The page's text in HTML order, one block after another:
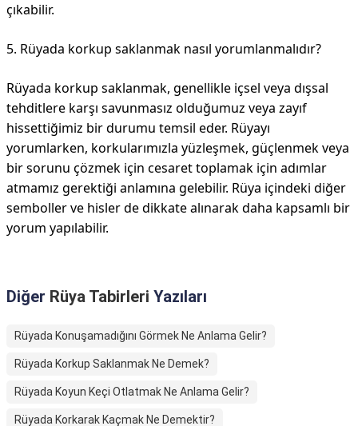
çıkabilir.
5. Rüyada korkup saklanmak nasıl yorumlanmalıdır?
Rüyada korkup saklanmak, genellikle içsel veya dışsal
tehditlere karşı savunmasız olduğumuz veya zayıf
hissettiğimiz bir durumu temsil eder. Rüyayı
yorumlarken, korkularımızla yüzleşmek, güçlenmek veya
bir sorunu çözmek için cesaret toplamak için adımlar
atmamız gerektiği anlamına gelebilir. Rüya içindeki diğer
semboller ve hisler de dikkate alınarak daha kapsamlı bir
yorum yapılabilir.
Diğer Rüya Tabirleri Yazıları
Rüyada Konuşamadığını Görmek Ne Anlama Gelir?
Rüyada Korkup Saklanmak Ne Demek?
Rüyada Koyun Keçi Otlatmak Ne Anlama Gelir?
Rüyada Korkarak Kaçmak Ne Demektir?